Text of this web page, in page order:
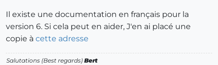
Il existe une documentation en français pour la
version 6. Si cela peut en aider, J'en ai placé une
copie à cette adresse
Salutations (Best regards) Bert